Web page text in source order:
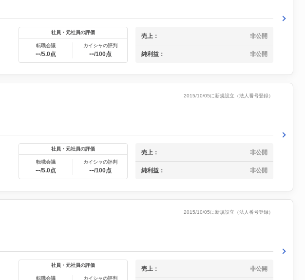
社員・元社員の評価
転職会議
--/5.0点
カイシャの評判
--/100点
売上： 非公開
純利益： 非公開
2015/10/05に新規設立（法人番号登録）
社員・元社員の評価
転職会議
--/5.0点
カイシャの評判
--/100点
売上： 非公開
純利益： 非公開
2015/10/05に新規設立（法人番号登録）
社員・元社員の評価
転職会議 カイシャの評判
売上： 非公開